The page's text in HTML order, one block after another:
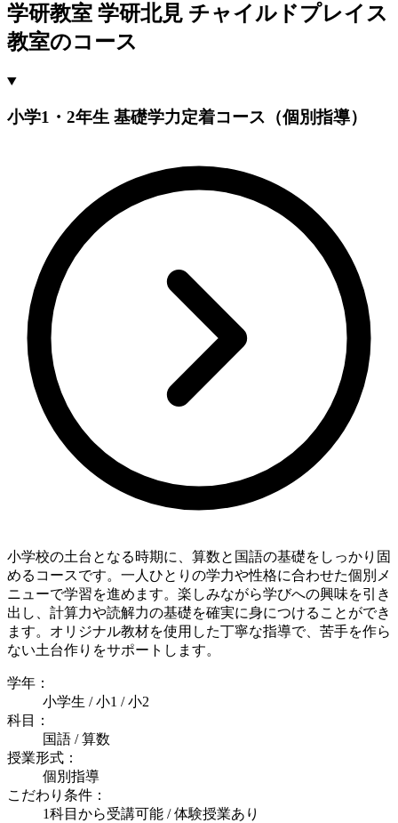
学研教室 学研北見 チャイルドプレイス
教室のコース
小学1・2年生 基礎学力定着コース（個別指導）
小学校の土台となる時期に、算数と国語の基礎をしっかり固
めるコースです。一人ひとりの学力や性格に合わせた個別メ
ニューで学習を進めます。楽しみながら学びへの興味を引き
出し、計算力や読解力の基礎を確実に身につけることができ
ます。オリジナル教材を使用した丁寧な指導で、苦手を作ら
ない土台作りをサポートします。
学年：
小学生 / 小1 / 小2
科目：
国語 / 算数
授業形式：
個別指導
こだわり条件：
1科目から受講可能 / 体験授業あり